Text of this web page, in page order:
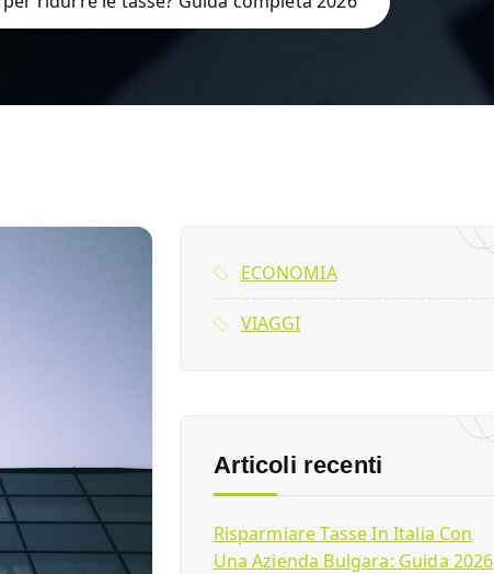
ECONOMIA
VIAGGI
Articoli recenti
Risparmiare Tasse In Italia Con
Una Azienda Bulgara: Guida 2026